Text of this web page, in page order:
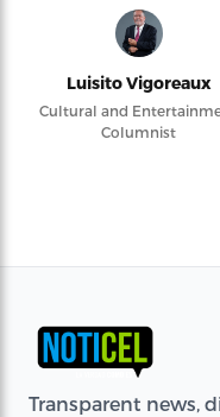
Luisito Vigoreaux
Cultural and
Columnist
Transparent news,